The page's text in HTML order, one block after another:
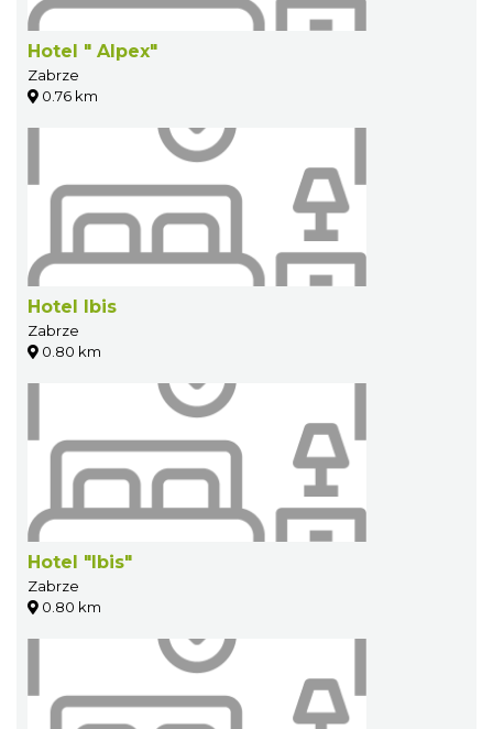
Hotel " Alpex"
Zabrze
0.76 km
Hotel Ibis
Zabrze
0.80 km
Hotel "Ibis"
Zabrze
0.80 km